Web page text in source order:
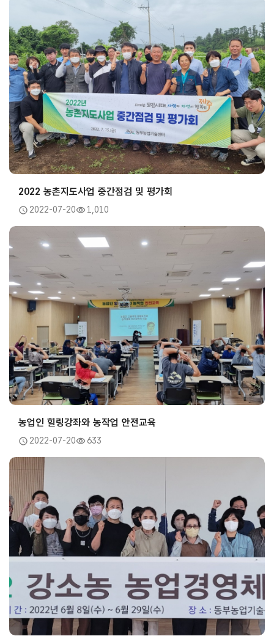
2022 농촌지도사업 중간점검 및 평가회
2022-07-20 1,010
농업인 힐링강좌와 농작업 안전교육
2022-07-20 633